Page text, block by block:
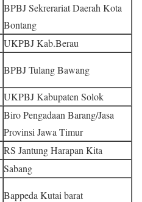
BPBJ Sekrerariat Daerah Kota
Bontang
UKPBJ Kab.Berau
BPBJ Tulang Bawang
UKPBJ Kabupaten Solok
Biro Pengadaan Barang/Jasa
Provinsi Jawa Timur
RS Jantung Harapan Kita
Sabang
Bappeda Kutai barat